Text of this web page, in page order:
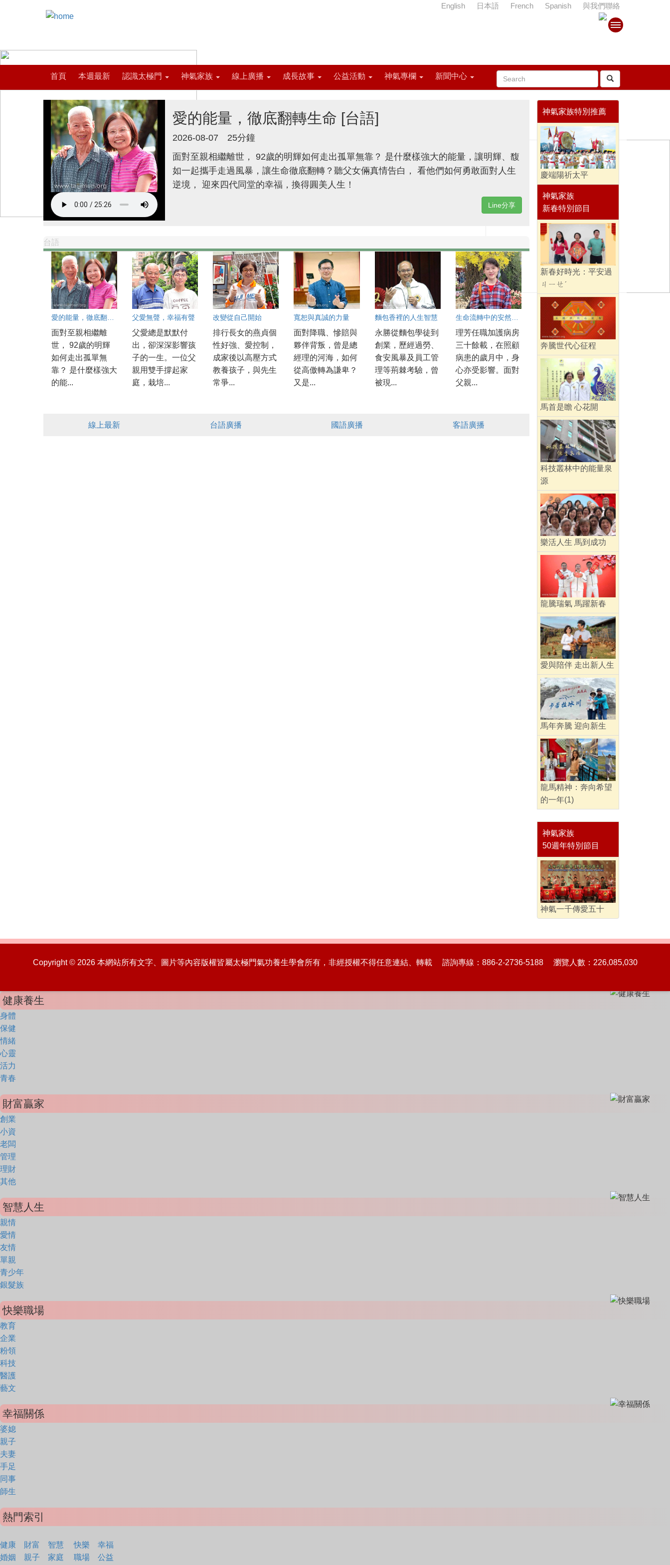
首頁 本週最新 認識太極門 神氣家族 線上廣播 成長故事 公益活動 神氣專欄 新聞中心
English 日本語 French Spanish 與我們聯絡
愛的能量，徹底翻轉生命 [台語]
2026-08-07
25分鐘
面對至親相繼離世， 92歲的明輝如何走出孤單無靠？ 是什麼樣強大的能量，讓明輝、馥
如一起攜手走過風暴，讓生命徹底翻轉？聽父女倆真情告白， 看他們如何勇敢面對人生
逆境， 迎來四代同堂的幸福，換得圓美人生！
Line分享
台語
面對至親相繼離
世， 92歲的明輝
如何走出孤單無
靠？ 是什麼樣強大
的能...
父愛無聲，幸福有聲
父愛總是默默付
出，卻深深影響孩
子的一生。一位父
親用雙手撐起家
庭，栽培...
改變從自己開始
排行長女的燕貞個
性好強、愛控制，
成家後以高壓方式
教養孩子，與先生
常爭...
寬恕與真誠的力量
面對降職、慘賠與
夥伴背叛，曾是總
經理的河海，如何
從高傲轉為謙卑？
又是...
麵包香裡的人生智慧
永勝從麵包學徒到
創業，歷經過勞、
食安風暴及員工管
理等荊棘考驗，曾
被現...
理芳任職加護病房
三十餘載，在照顧
病患的歲月中，身
心亦受影響。面對
父親...
線上最新 台語廣播 國語廣播 客語廣播
神氣家族特別推薦
慶端陽祈太平
神氣家族
新春特別節目
新春好時光：平安過
ㄐㄧㄝˊ
奔騰世代心征程
馬首是瞻 心花開
科技叢林中的能量泉
源
樂活人生 馬到成功
龍騰瑞氣 馬躍新春
愛與陪伴 走出新人生
馬年奔騰 迎向新生
龍馬精神：奔向希望
的一年(1)
神氣家族
50週年特別節目
神氣一千傳愛五十
Copyright © 2026 本網站所有文字、圖片等內容版權皆屬太極門氣功養生學會所有，非經授權不得任意連結、轉載 諮詢專線：886-2-2736-5188 瀏覽人數：226,085,030
健康養生
身體
保健
情緒
心靈
活力
青春
財富贏家
創業
小資
老闆
管理
理財
其他
智慧人生
親情
愛情
友情
單親
青少年
銀髮族
快樂職場
教育
企業
粉領
科技
醫護
藝文
幸福關係
婆媳
親子
夫妻
手足
同事
師生
熱門索引
健康 財富 智慧 快樂
幸福
婚姻
親子 家庭 職場 公益